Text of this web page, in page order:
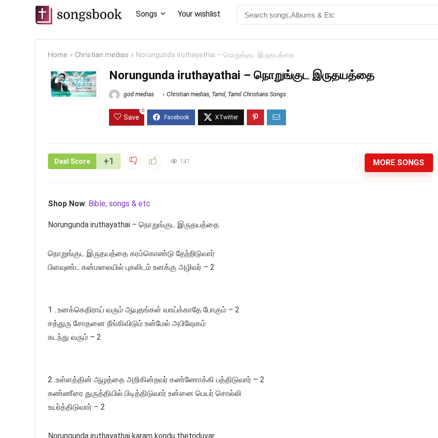
Songs Your wishlist
Home » Christian medias » Norungunda iruthayathai – நொறுங்குட இருதயத்தை
Norungunda iruthayathai – நொறுங்குட இருதயத்தை
god medias Christian medias, Tamil, Tamil Christians Songs
Save
0
Deal Score +1 141 MORE SONGS
Shop Now: Bible, songs & etc
Norungunda iruthayathai – நொறுங்குட இருதயத்தை
நொறுங்குட இருதயத்தை கரம்கொண்டு தேற்றிடுவார்
பிளவுண்ட கன்மலையில் புகலிடம் உனக்கு அழிவர் – 2
1 . உனக்கெதிராய் வரும் ஆயுதங்கள் வாய்க்காதே போகும் – 2
சத்துரு சோதனை நீங்கிவிடும் உன்மேல் அபிஷேகம்
கடந்து வரும் – 2
2 .உள்ளத்தின் ஆழத்தை அறிகின்றவர் கண்ணோக்கி பத்திடுவார் – 2
கண்ணீரை துருத்தியில் பிடித்திடுவார் உன்னை பெயர் சொல்லி
உயர்த்திடுவார் – 2
Norungunda iruthayathai karam kondu thetriduvar